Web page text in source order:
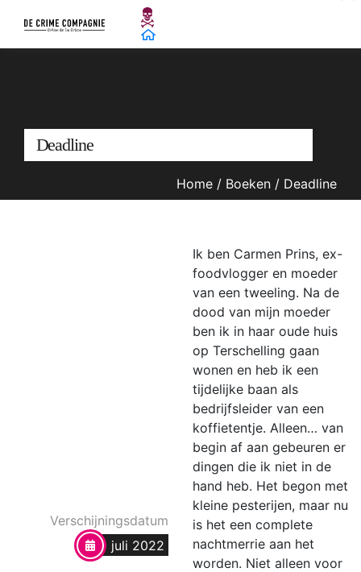
Deadline
Home / Boeken / Deadline
Verschijningsdatum
juli 2022
Ik ben Carmen Prins, ex-
foodvlogger en moeder
van een tweeling. Na de
dood van mijn moeder
ben ik in haar oude huis
op Terschelling gaan
wonen en heb ik een
tijdelijke baan als
bedrijfsleider van een
koffietentje. Alleen… van
begin af aan gebeuren er
dingen die ik niet in de
hand heb. Het begon met
kleine pesterijen, maar nu
is het een complete
nachtmerrie aan het
worden. Niet alleen voor